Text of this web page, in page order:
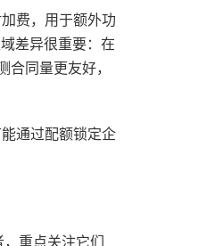
费，用于额外功
差异很重要：在
同量更友好，
通过配额锁定企
重点关注它们